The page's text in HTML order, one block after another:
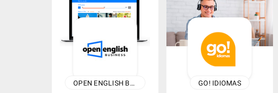
OPEN ENGLISH BUSINESS GO! IDIOMAS